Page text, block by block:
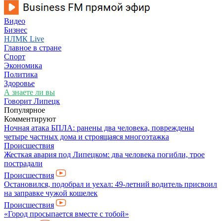
Видео
Бизнес
НЛМК Live
Главное в стране
Спорт
Экономика
Политика
Здоровье
А знаете ли вы
Говорит Липецк
Популярное
Комментируют
Ночная атака БПЛА: ранены два человека, повреждены
четыре частных дома и строящаяся многоэтажка
Происшествия
Жесткая авария под Липецком: два человека погибли, трое
пострадали
Происшествия
Остановился, подобрал и уехал: 49-летний водитель присвоил
на заправке чужой кошелек
Происшествия
«Город просыпается вместе с тобой»